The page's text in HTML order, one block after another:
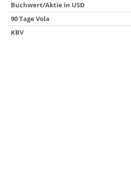
Buchwert/Aktie in USD
90 Tage Vola
KBV